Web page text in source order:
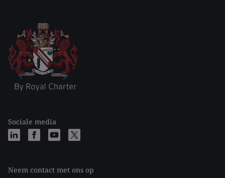
Sociale media
Neem contact met ons op